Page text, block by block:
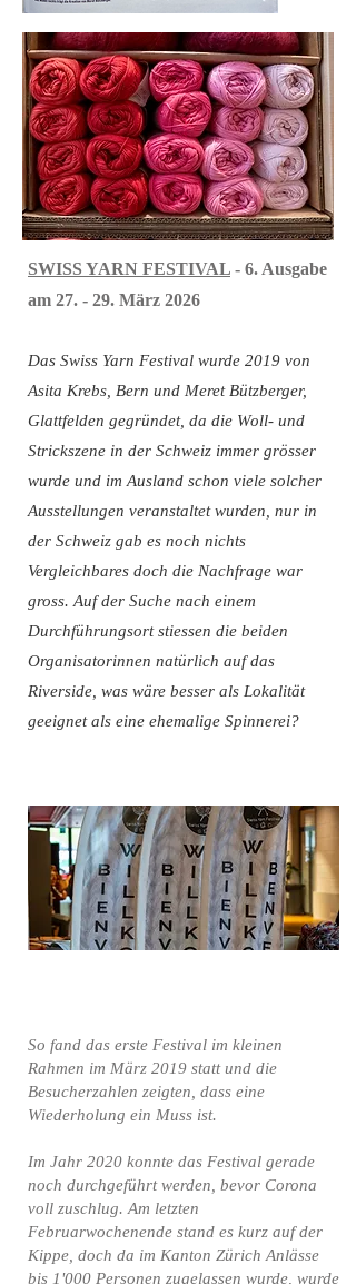
SWISS YARN FESTIVAL - 6. Ausgabe
am 27. - 29. März 2026
Das Swiss Yarn Festival wurde 2019 von
Asita Krebs, Bern und Meret Bützberger,
Glattfelden gegründet, da die Woll- und
Strickszene in der Schweiz immer grösser
wurde und im Ausland schon viele solcher
Ausstellungen veranstaltet wurden, nur in
der Schweiz gab es noch nichts
Vergleichbares doch die Nachfrage war
gross. Auf der Suche nach einem
Durchführungsort stiessen die beiden
Organisatorinnen natürlich auf das
Riverside, was wäre besser als Lokalität
geeignet als eine ehemalige Spinnerei?
So fand das erste Festival im kleinen
Rahmen im März 2019 statt und die
Besucherzahlen zeigten, dass eine
Wiederholung ein Muss ist.
Im Jahr 2020 konnte das Festival gerade
noch durchgeführt werden, bevor Corona
voll zuschlug. Am letzten
Februarwochenende stand es kurz auf der
Kippe, doch da im Kanton Zürich Anlässe
bis 1'000 Personen zugelassen wurde, wurde